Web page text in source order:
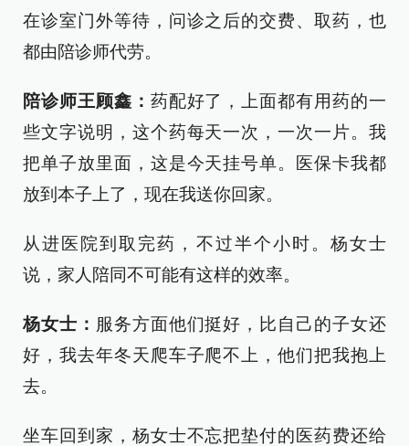
在诊室门外等待，问诊之后的交费、取药，也
都由陪诊师代劳。
陪诊师王顾鑫： 药配好了，上面都有用药的一
些文字说明，这个药每天一次，一次一片。我
把单子放里面，这是今天挂号单。医保卡我都
放到本子上了，现在我送你回家。
从进医院到取完药，不过半个小时。杨女士
说，家人陪同不可能有这样的效率。
杨女士： 服务方面他们挺好，比自己的子女还
好，我去年冬天爬车子爬不上，他们把我抱上
去。
坐车回到家，杨女士不忘把垫付的医药费还给